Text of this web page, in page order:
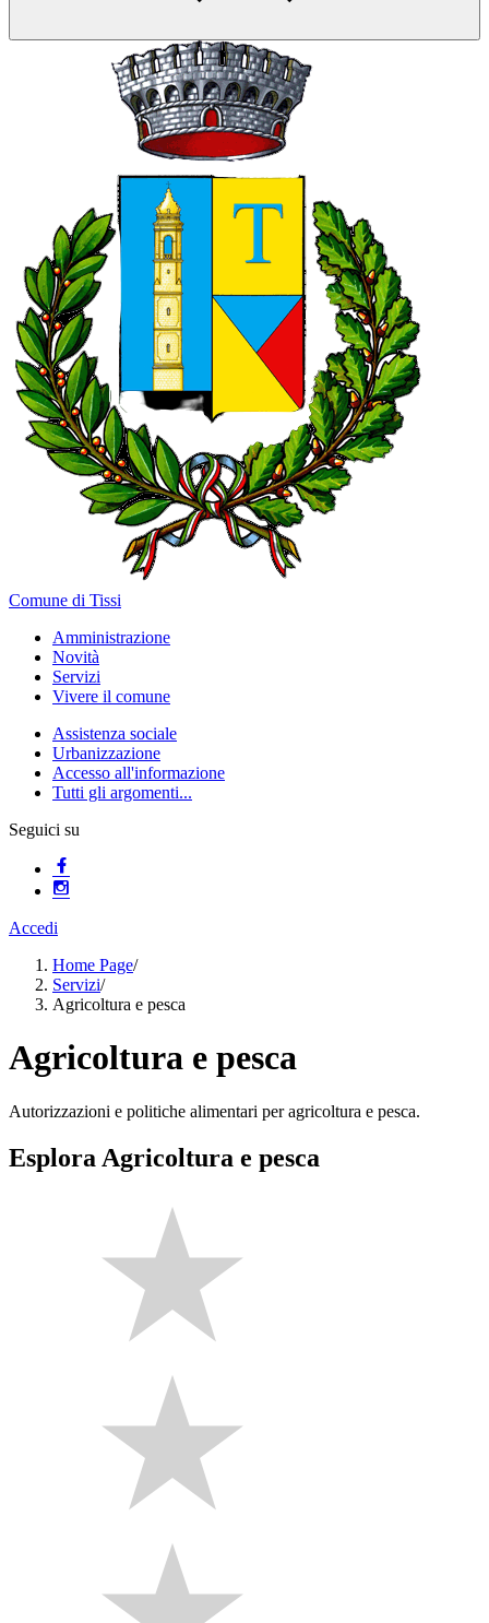
Comune di Tissi
Amministrazione
Novità
Servizi
Vivere il comune
Assistenza sociale
Urbanizzazione
Accesso all'informazione
Tutti gli argomenti...
Seguici su
Accedi
Home Page/
Servizi/
Agricoltura e pesca
Agricoltura e pesca
Autorizzazioni e politiche alimentari per agricoltura e pesca.
Esplora Agricoltura e pesca